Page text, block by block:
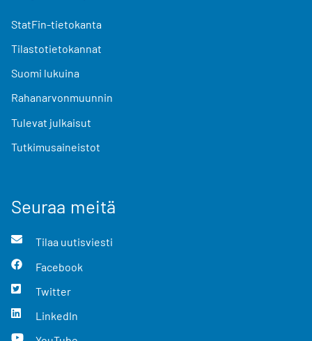
StatFin-tietokanta
Tilastotietokannat
Suomi lukuina
Rahanarvonmuunnin
Tulevat julkaisut
Tutkimusaineistot
Seuraa meitä
Tilaa uutisviesti
Facebook
Twitter
LinkedIn